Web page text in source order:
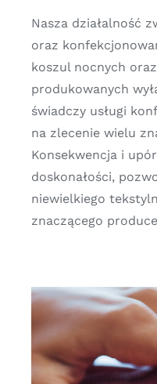
Nasza działalność
oraz
koszul nocnych
produkowanych
świadczy usługi
na zlecenie wielu
Konsekwencja i
doskonałości,
niewielkiego
znaczącego